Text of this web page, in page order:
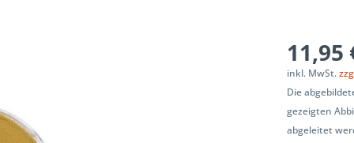
11,95
inkl. MwSt.
Die
gezeigten
abgeleitet